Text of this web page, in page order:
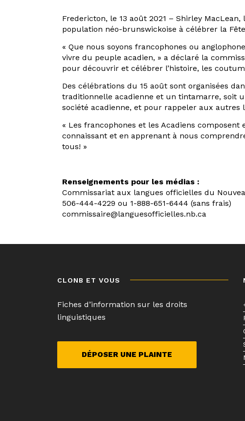
Fredericton, le 13 août 2021 – Shirley
population néo-brunswickoise à célébrer la
« Que nous soyons francophones ou
vivre du peuple acadien, » a déclaré la
pour découvrir et célébrer l’histoire, les
Des célébrations du 15 août sont organisées
traditionnelle acadienne et un tintamarre, soit
société acadienne, et pour rappeler aux autres
« Les francophones et les Acadiens
connaissant et en apprenant à nous
tous! »
Renseignements pour les médias :
Commissariat aux langues officielles du
506-444-4229 ou 1-888-651-6444 (sans frais)
commissaire@languesofficielles.nb.ca
CLONB ET VOUS
Fiches d’information sur les droits
linguistiques
DÉPOSER UNE PLAINTE